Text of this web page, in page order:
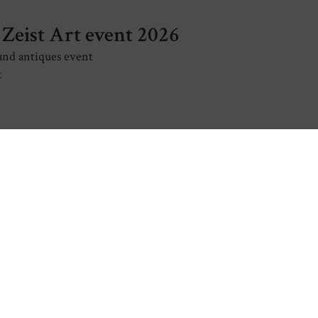
Art event 2026
antiques event
Members Exhibition